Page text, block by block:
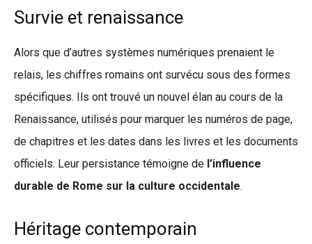
Survie et renaissance
Alors que d’autres systèmes numériques prenaient le
relais, les chiffres romains ont survécu sous des formes
spécifiques. Ils ont trouvé un nouvel élan au cours de la
Renaissance, utilisés pour marquer les numéros de page,
de chapitres et les dates dans les livres et les documents
officiels. Leur persistance témoigne de l’influence
durable de Rome sur la culture occidentale.
Héritage contemporain